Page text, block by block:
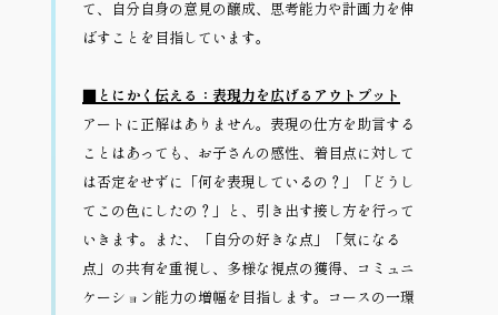
て、自分自身の意見の醸成、思考能力や計画力を伸
ばすことを目指しています。
■とにかく伝える：表現力を広げるアウトプット
アートに正解はありません。表現の仕方を助言する
ことはあっても、お子さんの感性、着目点に対して
は否定をせずに「何を表現しているの？」「どうし
てこの色にしたの？」と、引き出す接し方を行って
いきます。また、「自分の好きな点」「気になる
点」の共有を重視し、多様な視点の獲得、コミュニ
ケーション能力の増幅を目指します。コースの一環